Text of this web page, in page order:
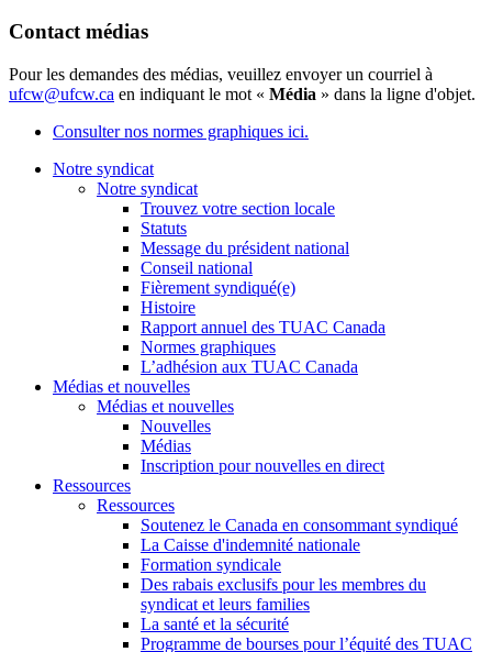
Contact médias
Pour les demandes des médias, veuillez envoyer un courriel à
ufcw@ufcw.ca en indiquant le mot « Média » dans la ligne d'objet.
Consulter nos normes graphiques ici.
Notre syndicat
Notre syndicat
Trouvez votre section locale
Statuts
Message du président national
Conseil national
Fièrement syndiqué(e)
Histoire
Rapport annuel des TUAC Canada
Normes graphiques
L’adhésion aux TUAC Canada
Médias et nouvelles
Médias et nouvelles
Nouvelles
Médias
Inscription pour nouvelles en direct
Ressources
Ressources
Soutenez le Canada en consommant syndiqué
La Caisse d'indemnité nationale
Formation syndicale
Des rabais exclusifs pour les membres du
syndicat et leurs families
La santé et la sécurité
Programme de bourses pour l’équité des TUAC